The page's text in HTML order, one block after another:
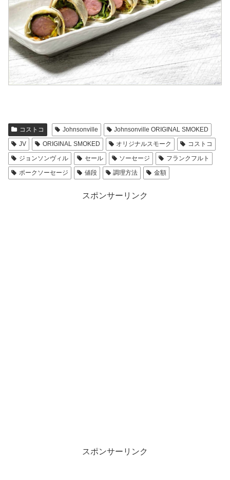
コストコ Johnsonville
Johnsonville ORIGINAL SMOKED
JV
ORIGINAL SMOKED オリジナルスモーク
コストコ
ジョンソンヴィル
セール ソーセージ
フランクフルト
ポークソーセージ
値段 調理方法 金額
スポンサーリンク
スポンサーリンク